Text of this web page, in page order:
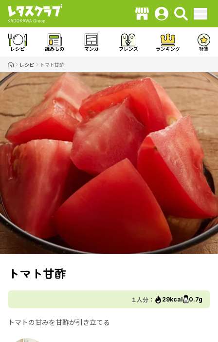
レシピ 読みもの マンガ フレンズ ランキング 特集
レシピ トマト甘酢
トマト甘酢
１人分： 29kcal 0.7g
トマトの甘みを甘酢が引き立てる